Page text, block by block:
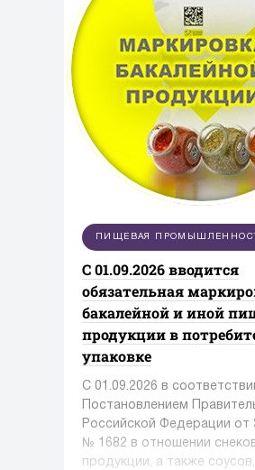
ПИЩЕВАЯ
С 01.09.2026 вводится
обязательная
бакалейной и иной
продукции в
упаковке
С 01.09.2026 в
Постановлением
Российской Федерации от
№ 1682 в отношении
продукции, а также